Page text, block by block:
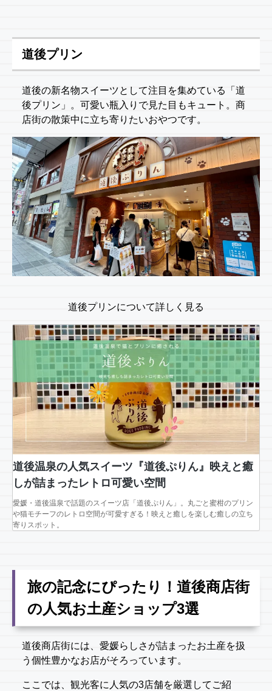
道後プリン
道後の新名物スイーツとして注目を集めている「道
後プリン」。可愛い瓶入りで見た目もキュート。商
店街の散策中に立ち寄りたいおやつです。
道後プリンについて詳しく見る
道後温泉の人気スイーツ『道後ぷりん』映えと癒
しが詰まったレトロ可愛い空間
愛媛・道後温泉で話題のスイーツ店「道後ぷりん」。丸ごと蜜柑のプリン
や猫モチーフのレトロ空間が可愛すぎる！映えと癒しを楽しむ癒しの立ち
寄りスポット。
旅の記念にぴったり！道後商店街
の人気お土産ショップ3選
道後商店街には、愛媛らしさが詰まったお土産を扱
う個性豊かなお店がそろっています。
ここでは、観光客に人気の3店舗を厳選してご紹